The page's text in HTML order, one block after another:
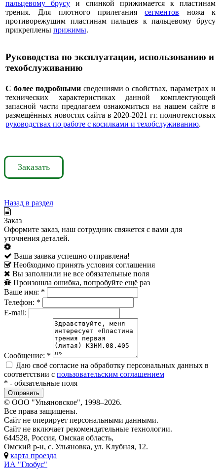
пальцевому брусу и спинкой прижимается к пластинам
трения. Для плотного прилеганиясегментов ножа к
противорежущим пластинам пальцев к пальцевому брусу
прикреплены прижимы.
Руководства по эксплуатации, использованию и
техобслуживанию
С более подробнымисведениями о свойствах, параметрах и
технических характеристиках данной комплектующей
запасной части предлагаем ознакомиться на нашем сайте в
размещённых новостях сайта в 2020-2021 гг. полнотекстовых
руководствах по работе с косилками и техобслуживанию.
Заказать
Назад в раздел
Заказ
Оформите заказ, наш сотрудник свяжется с вами для
уточнения деталей.
Ваша заявка успешно отправлена!
Необходимо принять условия соглашения
Вы заполнили не все обязательные поля
Произошла ошибка, попробуйте ещё раз
Ваше имя: *
Телефон: *
E-mail:
Сообщение: *
Даю своё согласие на обработку персональных данных в
соответствии с пользовательским соглашением
* - обязательные поля
© ООО "Ульяновское", 1998–2026.
Все права защищены.
Сайт не оперирует персональными данными.
Сайт не включает рекомендательные технологии.
644528, Россия, Омская область,
Омский р-н, с. Ульяновка, ул. Клубная, 12.
карта проезда
ИА "Глобус"